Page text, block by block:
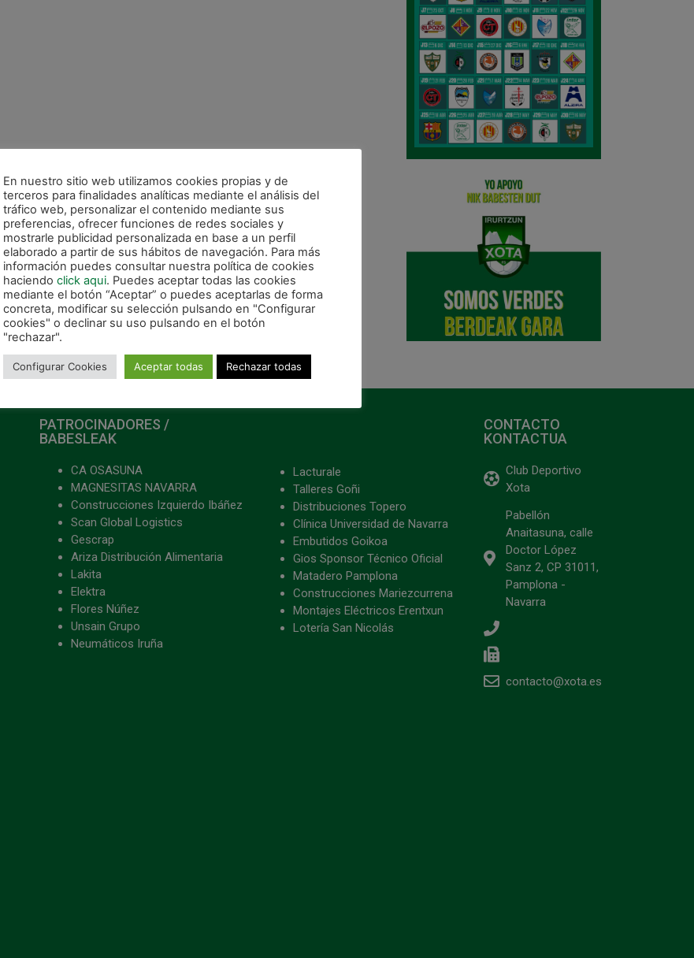
(3-4)
PATROCINADORES /
BABESLEAK
CA OSASUNA
MAGNESITAS NAVARRA
Construcciones Izquierdo Ibáñez
Scan Global Logistics
Gescrap
Ariza Distribución Alimentaria
Lakita
Elektra
Flores Núñez
Unsain Grupo
Neumáticos Iruña
Lacturale
Talleres Goñi
Distribuciones Topero
Clínica Universidad de Navarra
Embutidos Goikoa
Gios Sponsor Técnico Oficial
Matadero Pamplona
Construcciones Mariezcurrena
Montajes Eléctricos Erentxun
Lotería San Nicolás
CONTACTO
KONTACTUA
Club Deportivo
Xota
Pabellón
Anaitasuna, calle
Doctor López
Sanz 2, CP 31011,
Pamplona -
Navarra
contacto@xota.es
En nuestro sitio web utilizamos cookies propias y de
terceros para finalidades analíticas mediante el análisis del
tráfico web, personalizar el contenido mediante sus
preferencias, ofrecer funciones de redes sociales y
mostrarle publicidad personalizada en base a un perfil
elaborado a partir de sus hábitos de navegación. Para más
información puedes consultar nuestra política de cookies
haciendo click aqui. Puedes aceptar todas las cookies
mediante el botón “Aceptar” o puedes aceptarlas de forma
concreta, modificar su selección pulsando en "Configurar
cookies" o declinar su uso pulsando en el botón
"rechazar".
Configurar Cookies Aceptar todas Rechazar todas